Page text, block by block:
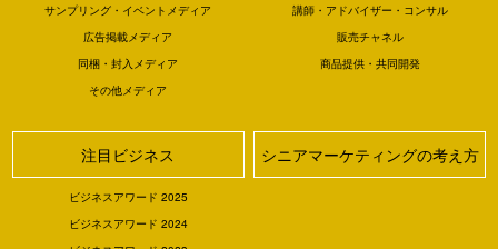
サンプリング・イベントメディア
広告掲載メディア
同梱・封入メディア
その他メディア
講師・アドバイザー・コンサル
販売チャネル
商品提供・共同開発
注目ビジネス
ビジネスアワード 2025
ビジネスアワード 2024
シニアマーケティングの考え方